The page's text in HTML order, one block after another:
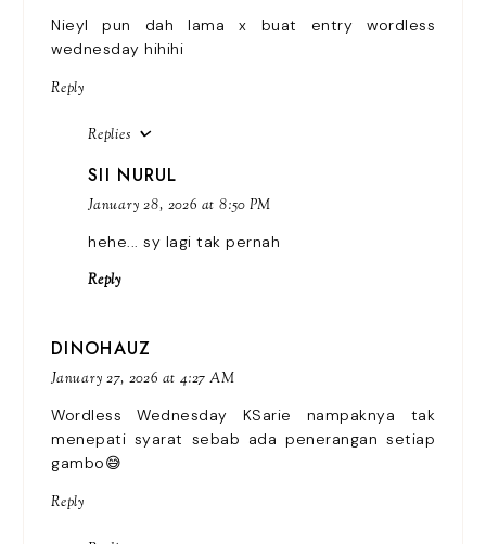
Nieyl pun dah lama x buat entry wordless
wednesday hihihi
Reply
Replies
SII NURUL
January 28, 2026 at 8:50 PM
hehe... sy lagi tak pernah
Reply
DINOHAUZ
January 27, 2026 at 4:27 AM
Wordless Wednesday KSarie nampaknya tak
menepati syarat sebab ada penerangan setiap
gambo😅
Reply